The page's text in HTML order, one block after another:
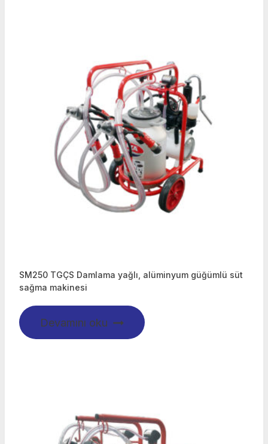
SM250 TGÇS Damlama yağlı, alüminyum güğümlü süt
sağma makinesi
Devamını oku